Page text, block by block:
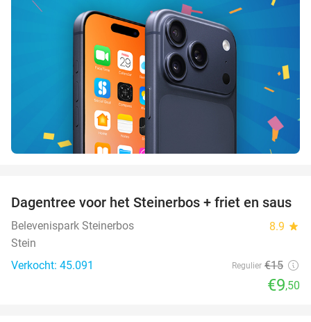
37%
Dagentree voor het Steinerbos + friet en saus
Belevenispark Steinerbos 8.9 star
Stein
Verkocht: 45.091
Regulier €15
€9,50